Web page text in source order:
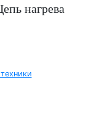
нагрева